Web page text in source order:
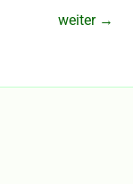
weiter →